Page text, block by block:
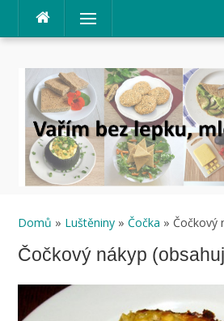
Přeskočit
obsah
Menu
Domů » Luštěniny »Čočka » Čočkový
Čočkový nákyp